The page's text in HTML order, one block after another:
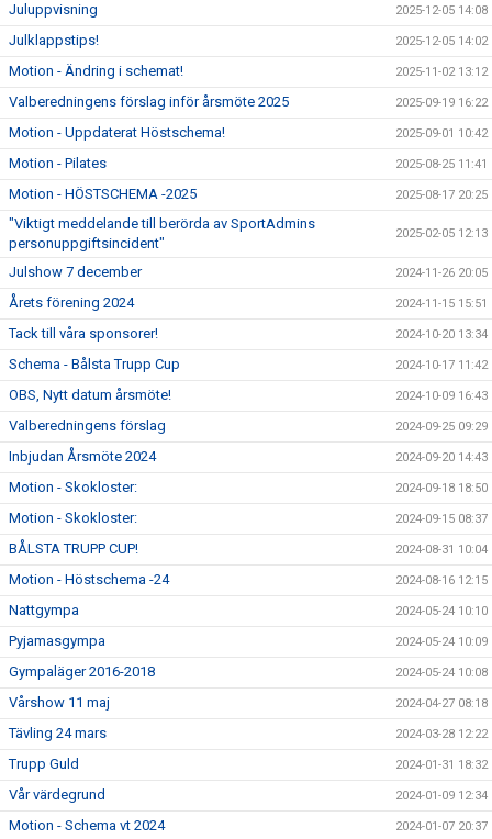
Juluppvisning 2025-12-05 14:08
Julklappstips! 2025-12-05 14:02
Motion - Ändring i schemat! 2025-11-02 13:12
Valberedningens förslag inför årsmöte 2025 2025-09-19 16:22
Motion - Uppdaterat Höstschema! 2025-09-01 10:42
Motion - Pilates 2025-08-25 11:41
Motion - HÖSTSCHEMA -2025 2025-08-17 20:25
"Viktigt meddelande till berörda av SportAdmins
personuppgiftsincident"
2025-02-05 12:13
Julshow 7 december 2024-11-26 20:05
Årets förening 2024 2024-11-15 15:51
Tack till våra sponsorer! 2024-10-20 13:34
Schema - Bålsta Trupp Cup 2024-10-17 11:42
OBS, Nytt datum årsmöte! 2024-10-09 16:43
Valberedningens förslag 2024-09-25 09:29
Inbjudan Årsmöte 2024 2024-09-20 14:43
Motion - Skokloster: 2024-09-18 18:50
Motion - Skokloster: 2024-09-15 08:37
BÅLSTA TRUPP CUP! 2024-08-31 10:04
Motion - Höstschema -24 2024-08-16 12:15
Nattgympa 2024-05-24 10:10
Pyjamasgympa 2024-05-24 10:09
Gympaläger 2016-2018 2024-05-24 10:08
Vårshow 11 maj 2024-04-27 08:18
Tävling 24 mars 2024-03-28 12:22
Trupp Guld 2024-01-31 18:32
Vår värdegrund 2024-01-09 12:34
Motion - Schema vt 2024 2024-01-07 20:37